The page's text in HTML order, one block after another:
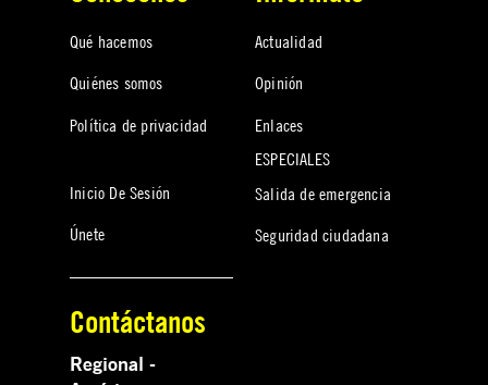
Qué hacemos
Quiénes somos
Política de privacidad
Inicio De Sesión
Únete
Actualidad
Opinión
Enlaces
ESPECIALES
Salida de emergencia
Seguridad ciudadana
Contáctanos
Regional -